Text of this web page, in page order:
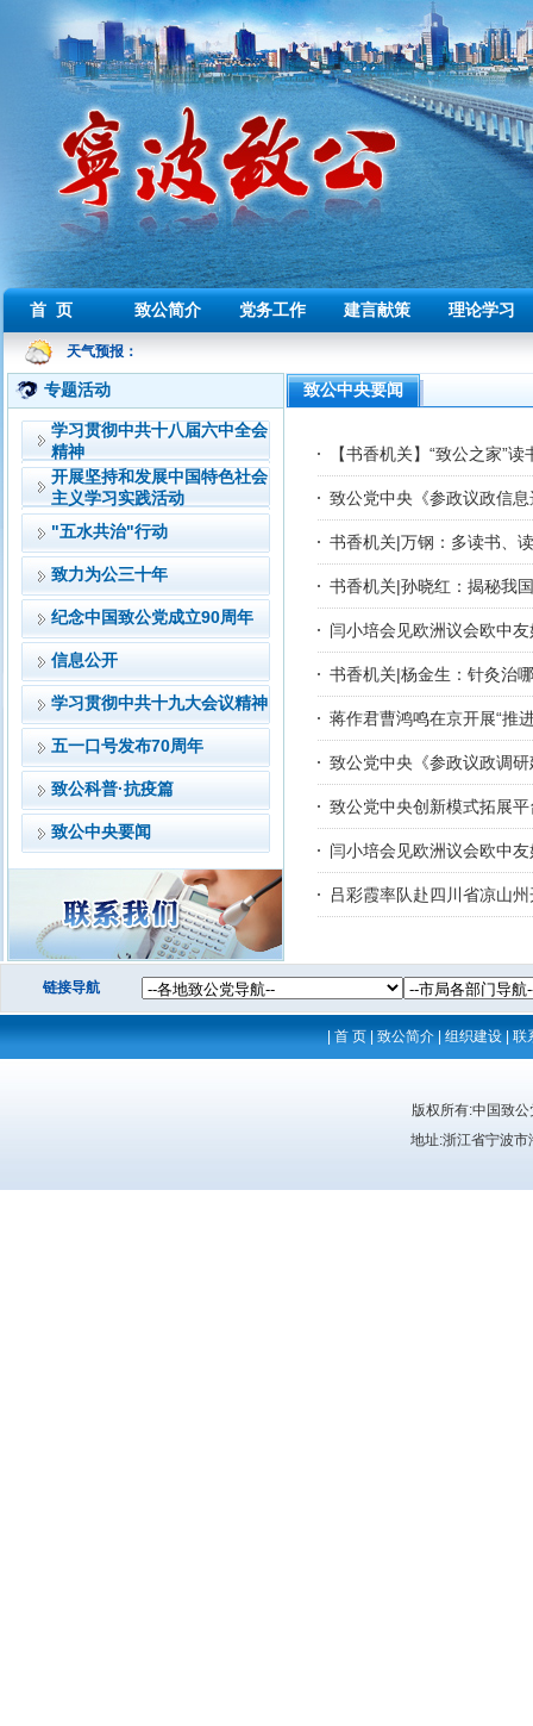
首 页 致公简介 党务工作 建言献策 理论学习
天气预报：
专题活动
学习贯彻中共十八届六中全会
精神
开展坚持和发展中国特色社会
主义学习实践活动
"五水共治"行动
致力为公三十年
纪念中国致公党成立90周年
信息公开
学习贯彻中共十九大会议精神
五一口号发布70周年
致公科普·抗疫篇
致公中央要闻
致公中央要闻
【书香机关】“致公之家”
致公党中央《参政议政信
书香机关|万钢：多读书、
书香机关|孙晓红：揭秘我
闫小培会见欧洲议会欧中
书香机关|杨金生：针灸治
蒋作君曹鸿鸣在京开展“推
致公党中央《参政议政调
致公党中央创新模式拓展
闫小培会见欧洲议会欧中
吕彩霞率队赴四川省凉山
链接导航
首 页 致公简介 组织建设 联
版权所有:中国致
地址:浙江省宁波